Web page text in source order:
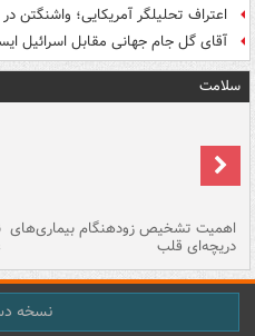
اعتراف تحلیلگر آمریکایی؛ واشنگتن در
آقای گل جام جهانی مقابل اسرائیل
سلامت
اهمیت تشخیص زودهنگام بیماری‌های
دریچه‌ای قلب
نسخه